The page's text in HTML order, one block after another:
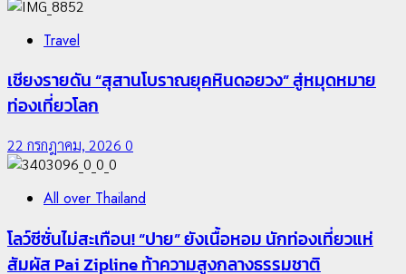
Travel
เชียงรายดัน “สุสานโบราณยุคหินดอยวง” สู่หมุดหมาย
ท่องเที่ยวโลก
22 กรกฎาคม, 2026 0
All over Thailand
โลว์ซีซั่นไม่สะเทือน! “ปาย” ยังเนื้อหอม นักท่องเที่ยวแห่
สัมผัส Pai Zipline ท้าความสูงกลางธรรมชาติ